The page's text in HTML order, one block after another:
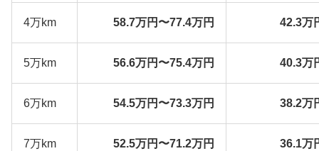
4万km 58.7万円〜77.4万円 42.3万
5万km 56.6万円〜75.4万円 40.3万
6万km 54.5万円〜73.3万円 38.2万
7万km 52.5万円〜71.2万円 36.1万